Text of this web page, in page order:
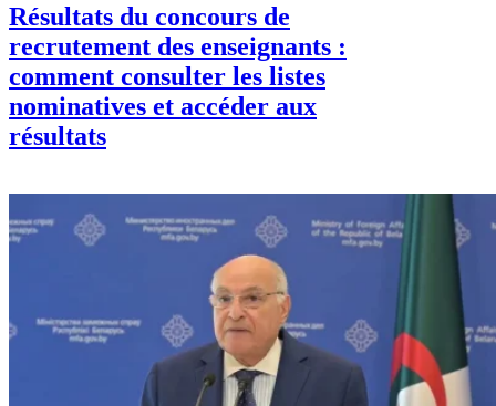
Résultats du concours de
recrutement des enseignants :
comment consulter les listes
nominatives et accéder aux
résultats